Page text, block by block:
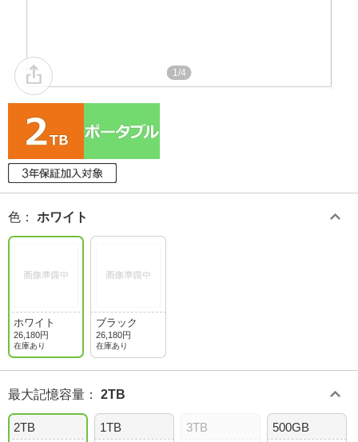
1/4
色 ： ホワイト
ホワイト
26,180円
在庫あり
ブラック
26,180円
在庫あり
最大記憶容量 ： 2TB
2TB 1TB 3TB 500GB